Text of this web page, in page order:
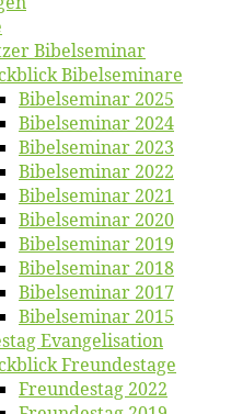
Bibelseminar
Bibelseminare
Bi­bel­se­mi­nar 2025
Bi­bel­se­mi­nar 2024
Bi­bel­se­mi­nar 2023
Bi­bel­se­mi­nar 2022
Bi­bel­se­mi­nar 2021
Bi­bel­se­mi­nar 2020
Bi­bel­se­mi­nar 2019
Bi­bel­se­mi­nar 2018
Bibelsemi­nar 2017
Bibelsemi­nar 2015
Evangelisation
Freundestage
Freun­des­tag 2022